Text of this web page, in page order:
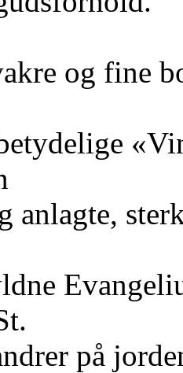
og fine
anlagte,
på